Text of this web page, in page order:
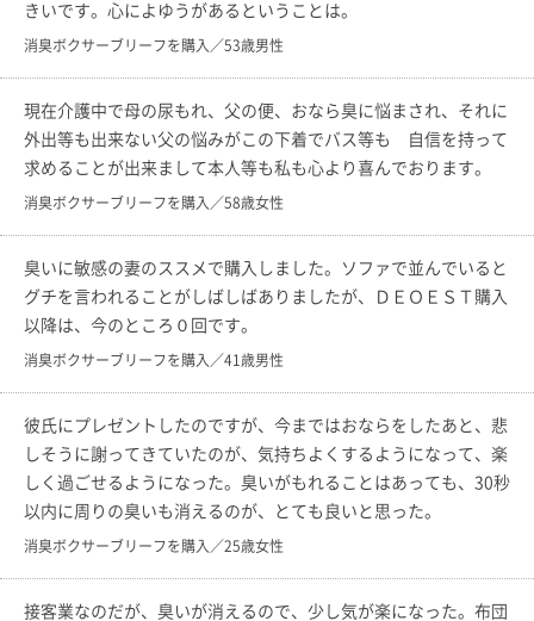
きいです。心によゆうがあるということは。
消臭ボクサーブリーフを購入／53歳男性
現在介護中で母の尿もれ、父の便、おなら臭に悩まされ、それに
外出等も出来ない父の悩みがこの下着でバス等も 自信を持って
求めることが出来まして本人等も私も心より喜んでおります。
消臭ボクサーブリーフを購入／58歳女性
臭いに敏感の妻のススメで購入しました。ソファで並んでいると
グチを言われることがしばしばありましたが、ＤＥＯＥＳＴ購入
以降は、今のところ０回です。
消臭ボクサーブリーフを購入／41歳男性
彼氏にプレゼントしたのですが、今まではおならをしたあと、悲
しそうに謝ってきていたのが、気持ちよくするようになって、楽
しく過ごせるようになった。臭いがもれることはあっても、30秒
以内に周りの臭いも消えるのが、とても良いと思った。
消臭ボクサーブリーフを購入／25歳女性
接客業なのだが、臭いが消えるので、少し気が楽になった。布団